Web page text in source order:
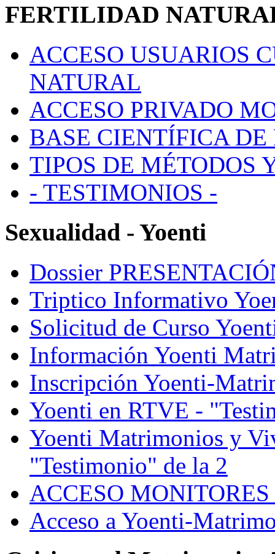
FERTILIDAD
ACCESO USUARIOS
NATURAL
ACCESO PRIVADO
BASE CIENTÍFICA DE
TIPOS DE MÉTODOS
- TESTIMONIOS -
Sexualidad - Yoenti
Dossier
Triptico Informativo
Solicitud de Curso
Información Yoenti
Inscripción Yoenti-
Yoenti en RTVE -
Yoenti Matrimonios y
"Testimonio" de la 2
ACCESO
Acceso a Yoenti-